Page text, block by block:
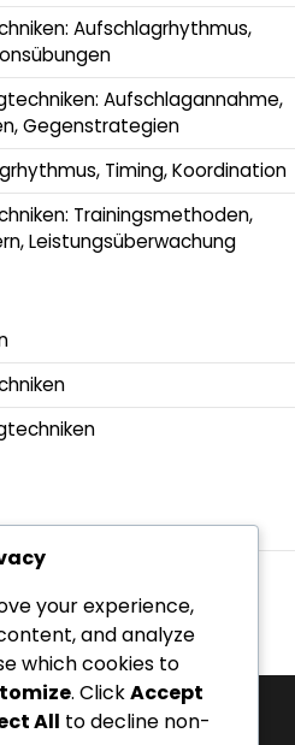
Aufschlagrhythmus,
Aufschlagannahme,
Gegenstrategien
Timing, Koordination
Trainingsmethoden,
Leistungsüberwachung
your experience,
and analyze
which cookies to
. ClickAccept
All to decline non-